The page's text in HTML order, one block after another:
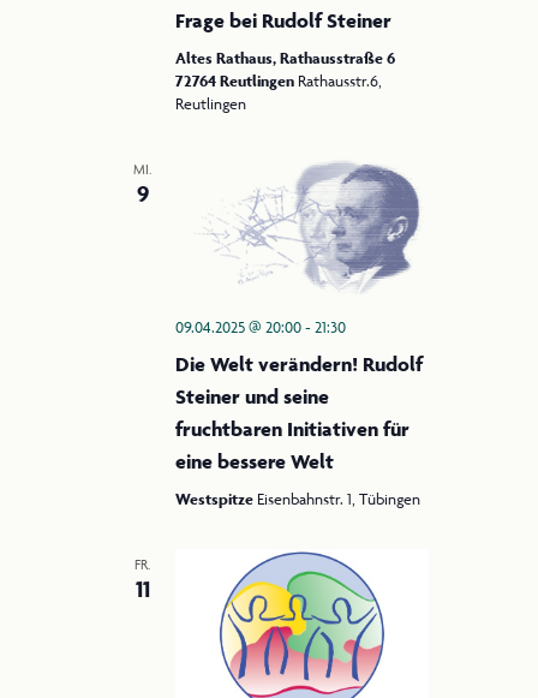
Frage bei Rudolf Steiner
Altes Rathaus, Rathausstraße 6
72764 Reutlingen Rathausstr.6,
Reutlingen
MI.
9
09.04.2025 @ 20:00-21:30
Die Welt verändern! Rudolf
Steiner und seine
fruchtbaren Initiativen für
eine bessere Welt
Westspitze Eisenbahnstr. 1, Tübingen
FR.
11